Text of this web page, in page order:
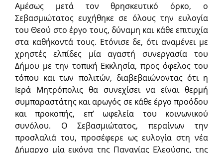
Αμέσως μετά τον θρησκευτικό όρκο, ο
Σεβασμιώτατος ευχήθηκε σε όλους την ευλογία
του Θεού στο έργο τους, δύναμη και κάθε επιτυχία
στα καθήκοντά τους. Ετόνισε δε, ότι αναμένει με
χρηστές ελπίδες μία αγαστή συνεργασία του
Δήμου με την τοπική Εκκλησία, προς όφελος του
τόπου και των πολιτών, διαβεβαιώνοντας ότι η
Ιερά Μητρόπολις θα συνεχίσει να είναι θερμή
συμπαραστάτης και αρωγός σε κάθε έργο προόδου
και προκοπής, επ’ ωφελεία του κοινωνικού
συνόλου. Ο Σεβασμιώτατος, περαίνων την
προσλαλιά του, προσέφερε ως ευλογία στη νέα
Δήμαρχο μία εικόνα της Παναγίας Ελεούσης, της